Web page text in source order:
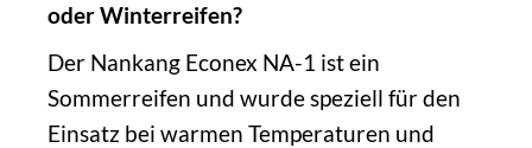
oder Winterreifen?
Der Nankang Econex NA-1 ist ein
Sommerreifen und wurde speziell für den
Einsatz bei warmen Temperaturen und